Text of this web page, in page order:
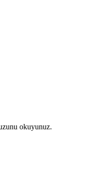
okuyunuz.